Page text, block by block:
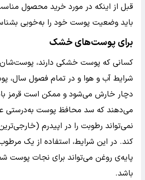
قبل از اینکه در مورد خرید محصول
باید وضعیت پوست خود را به‌خوبی
برای پوست‌های خشک
کسانی که پوست خشکی دارند،
شرایط آب و هوا و در تمام فصول سال،
دچار خارش می‌شود و ممکن است قرمز
می‌دهند که سد محافظ پوست به‌درستی
نمی‌تواند رطوبت را در اپیدرم
کند. در این شرایط، استفاده از یک
پایه‌ی روغن می‌تواند برای نجات پوست
باشد.